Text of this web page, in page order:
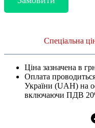
Спеціальна
Ціна зазначена в
Оплата
України (UAH) на
включаючи ПДВ